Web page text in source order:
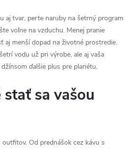
aj tvar, perte naruby na šetrný program
voľne na vzduchu. Menej pranie
aj menší dopad na životné prostredie.
vodu už pri výrobe, ale aj vaša
ďalšie plus pre planétu.
sa vašou
outfitov. Od prednášok cez kávu s